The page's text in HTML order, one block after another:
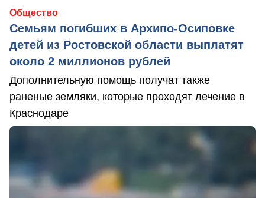
Общество
Семьям погибших в Архипо-Осиповке
детей из Ростовской области выплатят
около 2 миллионов рублей
Дополнительную помощь получат также
раненые земляки, которые проходят лечение в
Краснодаре